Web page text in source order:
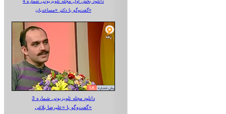
گفت‌وگو با دکتر «مساعدیان»
دانلود مجله تلویزیونی شماره 3
گفت‌وگو با «علیرضا بلاغی»